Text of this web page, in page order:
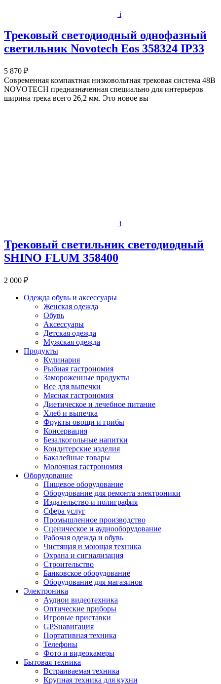
i
Трековый светодиодный однофазный
светильник Novotech Eos 358324 IP33
5 870 ₽
Современная компактная низковольтная трековая система 48В
NOVOTECH предназначенная специально для интерьеров
ширина трека всего 26,2 мм. Это новое вы
i
Трековый светильник светодиодный
SHINO FLUM 358400
2 000 ₽
Одежда обувь и аксессуары
Женская одежда
Обувь
Аксессуары
Детская одежда
Мужская одежда
Продукты
Кулинария
Рыбная гастрономия
Замороженные продукты
Все для выпечки
Мясная гастрономия
Диетическое и лечебное питание
Хлеб и выпечка
Фрукты овощи и грибы
Консервация
Безалкогольные напитки
Кондитерские изделия
Бакалейные товары
Молочная гастрономия
Оборудование
Пищевое оборудование
Оборудование для ремонта электроники
Издательство и полиграфия
Сфера услуг
Промышленное производство
Сценическое и аудиооборудование
Рабочая одежда и обувь
Чистящая и моющая техника
Охрана и сигнализация
Строительство
Банковское оборудование
Оборудование для магазинов
Электроника
Аудиои видеотехника
Оптические приборы
Игровые приставки
GPSнавигация
Портативная техника
Телефоны
Фото и видеокамеры
Бытовая техника
Встраиваемая техника
Крупная техника для кухни